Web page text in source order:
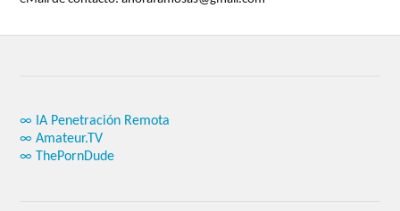
∞ IA Penetración Remota
∞ Amateur.TV
∞ ThePornDude